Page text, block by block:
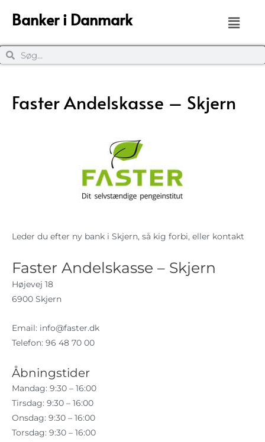
Banker i Danmark
Faster Andelskasse – Skjern
Leder du efter ny bank i Skjern, så kig forbi, eller kontakt
Faster Andelskasse – Skjern
Højevej 18
6900 Skjern
Email: info@faster.dk
Telefon: 96 48 70 00
Åbningstider
Mandag: 9:30 – 16:00
Tirsdag: 9:30 – 16:00
Onsdag: 9:30 – 16:00
Torsdag: 9:30 – 16:00